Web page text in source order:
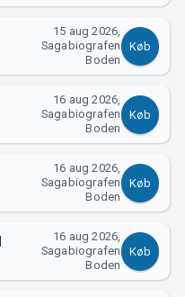
15 aug 2026,
Sagabiografen
Boden
Køb
16 aug 2026,
Sagabiografen
Boden
Køb
16 aug 2026,
Sagabiografen
Boden
Køb
16 aug 2026,
Sagabiografen
Boden
Køb